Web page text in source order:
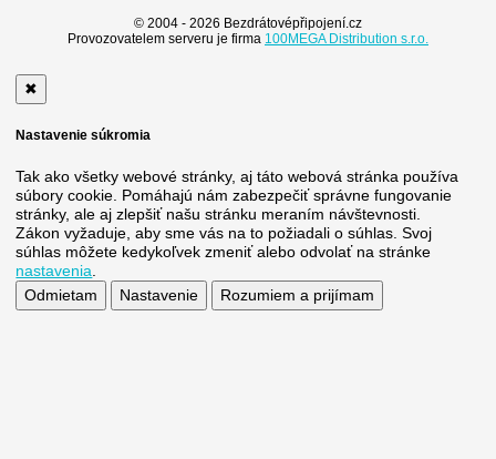
© 2004 - 2026 Bezdrátovépřipojení.cz
Provozovatelem serveru je firma 100MEGA Distribution s.r.o.
✖
Nastavenie súkromia
Tak ako všetky webové stránky, aj táto webová stránka používa
súbory cookie. Pomáhajú nám zabezpečiť správne fungovanie
stránky, ale aj zlepšiť našu stránku meraním návštevnosti.
Zákon vyžaduje, aby sme vás na to požiadali o súhlas. Svoj
súhlas môžete kedykoľvek zmeniť alebo odvolať na stránke
nastavenia
Odmietam
Nastavenie Rozumiem a prijímam